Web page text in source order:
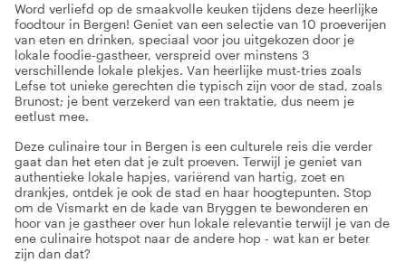
Word verliefd op de smaakvolle keuken tijdens deze heerlijke
foodtour in Bergen! Geniet van een selectie van 10 proeverijen
van eten en drinken, speciaal voor jou uitgekozen door je
lokale foodie-gastheer, verspreid over minstens 3
verschillende lokale plekjes. Van heerlijke must-tries zoals
Lefse tot unieke gerechten die typisch zijn voor de stad, zoals
Brunost; je bent verzekerd van een traktatie, dus neem je
eetlust mee.
Deze culinaire tour in Bergen is een culturele reis die verder
gaat dan het eten dat je zult proeven. Terwijl je geniet van
authentieke lokale hapjes, variërend van hartig, zoet en
drankjes, ontdek je ook de stad en haar hoogtepunten. Stop
om de Vismarkt en de kade van Bryggen te bewonderen en
hoor van je gastheer over hun lokale relevantie terwijl je van de
ene culinaire hotspot naar de andere hop - wat kan er beter
zijn dan dat?